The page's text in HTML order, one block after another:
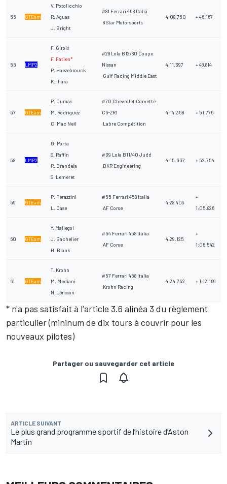
55 GTEam
V. Potolicchio
R. Aguas
J. Bright
#81 Ferrari 458 Italia
8 Star Motorsports
4:08.750 + 46.167
56 LMP2
F. Giroix
F. Fatien*
P. Haezebrouck
K. Ihara
#28 Lola B12/80 Coupe
Nissan
Gulf Racing Middle East
4:11.397 + 48.814
57 GTEam
P. Dumas
M. Rodriguez
C. Mac Neil
#70 Chevrolet Corvette
C6-ZR1
Labre Compétition
4:14.358 + 51.775
58 LMP2
O. Porta
S. Raffin
R. Brandela
S. Lemeret
#39 Lola B11/40 Judd
DKR Engineering
4:15.337 + 52.754
59 GTEam
P. Perazzini
L. Case
#55 Ferrari 458 Italia
AF Corse
4:28.409
+
1:05.826
60 GTEam
Y. Mallegol
J. Bachelier
H. Blank
#54 Ferrari 458 Italia
AF Corse
4:29.125
+
1:06.542
61 GTEam
T. Krohn
M. Mediani
N. Jönsson
#57 Ferrari 458 Italia
Krohn Racing
4:34.752 + 1:12.169
* n'a pas satisfait à l'article 3.6 alinéa 3 du règlement
particulier (mininum de dix tours à couvrir pour les
nouveaux pilotes)
Partager ou sauvegarder cet article
ARTICLE SUIVANT
Le plus grand programme sportif de l’histoire d’Aston
Martin